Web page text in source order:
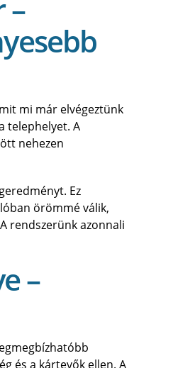
–
mi már elvégeztünk
telephelyet. A
nehezen
Ez
örömmé válik,
rendszerünk azonnali
–
és a kártevők ellen. A